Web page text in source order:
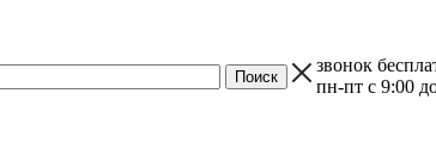
звонок
пн-пт с 9:00